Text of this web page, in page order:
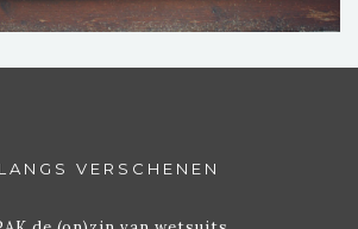
VERSCHENEN